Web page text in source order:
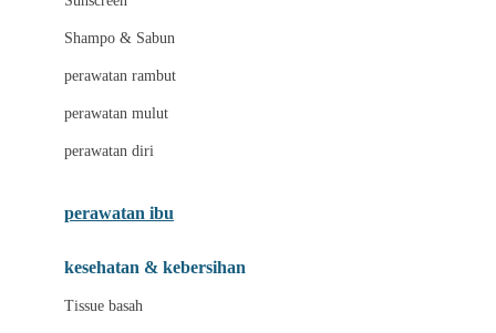
London Taxi
Love To Dream
M
Magformers
Mamaway
Maxi Cosi
Shampo & Sabun
perawatan rambut
perawatan mulut
perawatan diri
perawatan ibu
kesehatan & kebersihan
Tissue basah